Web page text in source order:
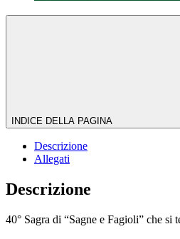
INDICE DELLA PAGINA
Descrizione
Allegati
Descrizione
40° Sagra di “Sagne e Fagioli” che si